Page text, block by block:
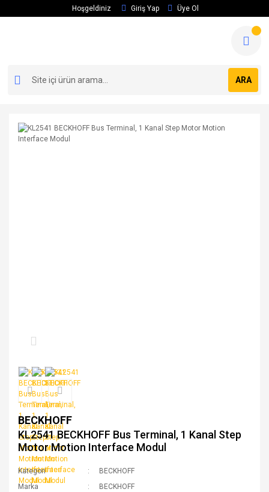
Hoşgeldiniz Giriş Yap Üye Ol
ARA
BECKHOFF
KL2541 BECKHOFF Bus Terminal, 1 Kanal Step
Motor Motion Interface Modul
Kategori
BECKHOFF
Marka
BECKHOFF